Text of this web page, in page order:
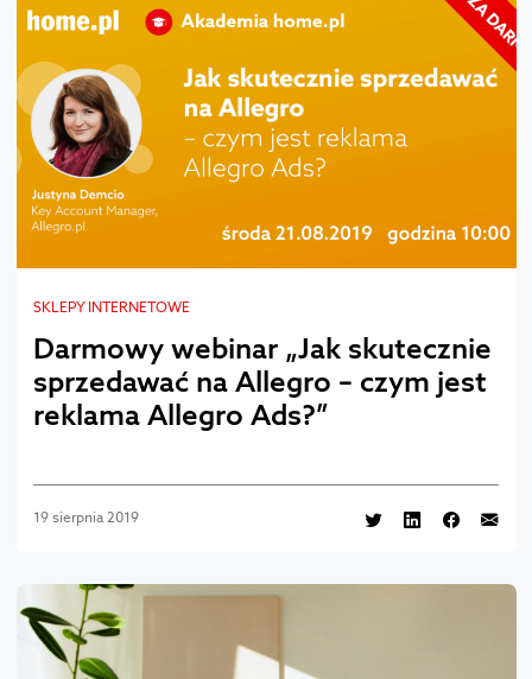
SKLEPY INTERNETOWE
Darmowy webinar „Jak skutecznie
sprzedawać na Allegro – czym jest
reklama Allegro Ads?”
19 sierpnia 2019